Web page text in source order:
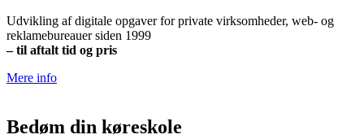
Udvikling af digitale opgaver for private virksomheder, web- og
reklamebureauer siden 1999
– til aftalt tid og pris
Mere info
Bedøm din køreskole